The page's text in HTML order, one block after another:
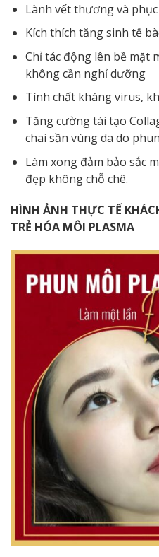
Lành vết thương và
Kích thích tăng sinh tế
Chỉ tác động lên bề mặt
không cần nghỉ dưỡng
Tính chất kháng virus,
Tăng cường tái tạo
chai sần vùng da do
Làm xong đảm bảo sắc
đẹp không chỗ chê.
HÌNH ẢNH THỰC TẾ
TRẺ HÓA MÔI PLASMA